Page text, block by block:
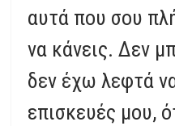
αυτά που σου
να κάνεις. Δεν
δεν έχω λεφτά
επισκευές μου,